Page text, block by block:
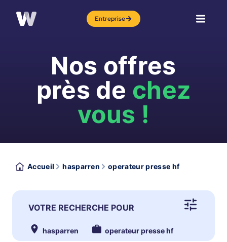
Entreprise
Nos offres
près de chez
vous !
Accueil hasparren operateur presse hf
VOTRE RECHERCHE POUR
hasparren operateur presse hf